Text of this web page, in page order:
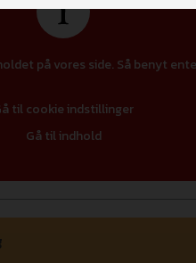
på vores side. Så benyt
til cookie indstillinger
Gå til indhold